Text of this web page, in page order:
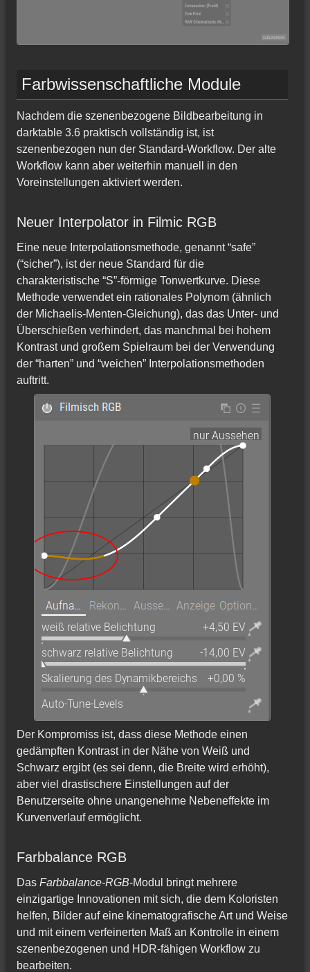
Farbwissenschaftliche Module
Nachdem die szenenbezogene Bildbearbeitung in
darktable 3.6 praktisch vollständig ist, ist
szenenbezogen nun der Standard-Workflow. Der alte
Workflow kann aber weiterhin manuell in den
Voreinstellungen aktiviert werden.
Neuer Interpolator in Filmic RGB
Eine neue Interpolationsmethode, genannt “safe”
(“sicher”), ist der neue Standard für die
charakteristische “S”-förmige Tonwertkurve. Diese
Methode verwendet ein rationales Polynom (ähnlich
der Michaelis-Menten-Gleichung), das das Unter- und
Überschießen verhindert, das manchmal bei hohem
Kontrast und großem Spielraum bei der Verwendung
der “harten” und “weichen” Interpolationsmethoden
auftritt.
Der Kompromiss ist, dass diese Methode einen
gedämpften Kontrast in der Nähe von Weiß und
Schwarz ergibt (es sei denn, die Breite wird erhöht),
aber viel drastischere Einstellungen auf der
Benutzerseite ohne unangenehme Nebeneffekte im
Kurvenverlauf ermöglicht.
Farbbalance RGB
Das Farbbalance-RGB-Modul bringt mehrere
einzigartige Innovationen mit sich, die dem Koloristen
helfen, Bilder auf eine kinematografische Art und Weise
und mit einem verfeinerten Maß an Kontrolle in einem
szenenbezogenen und HDR-fähigen Workflow zu
bearbeiten.